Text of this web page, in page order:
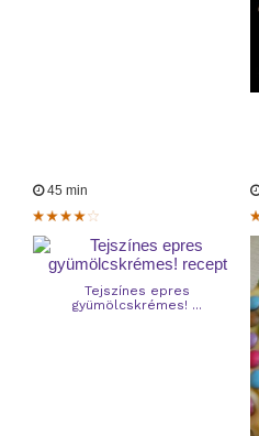
45 min
Tejszínes epres
gyümölcskrémes! ...